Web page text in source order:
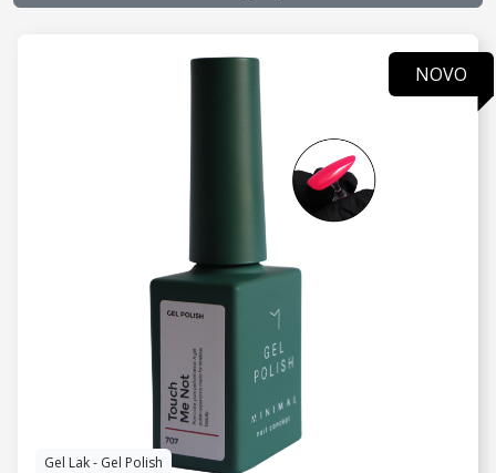
NOVO
Gel Lak - Gel Polish